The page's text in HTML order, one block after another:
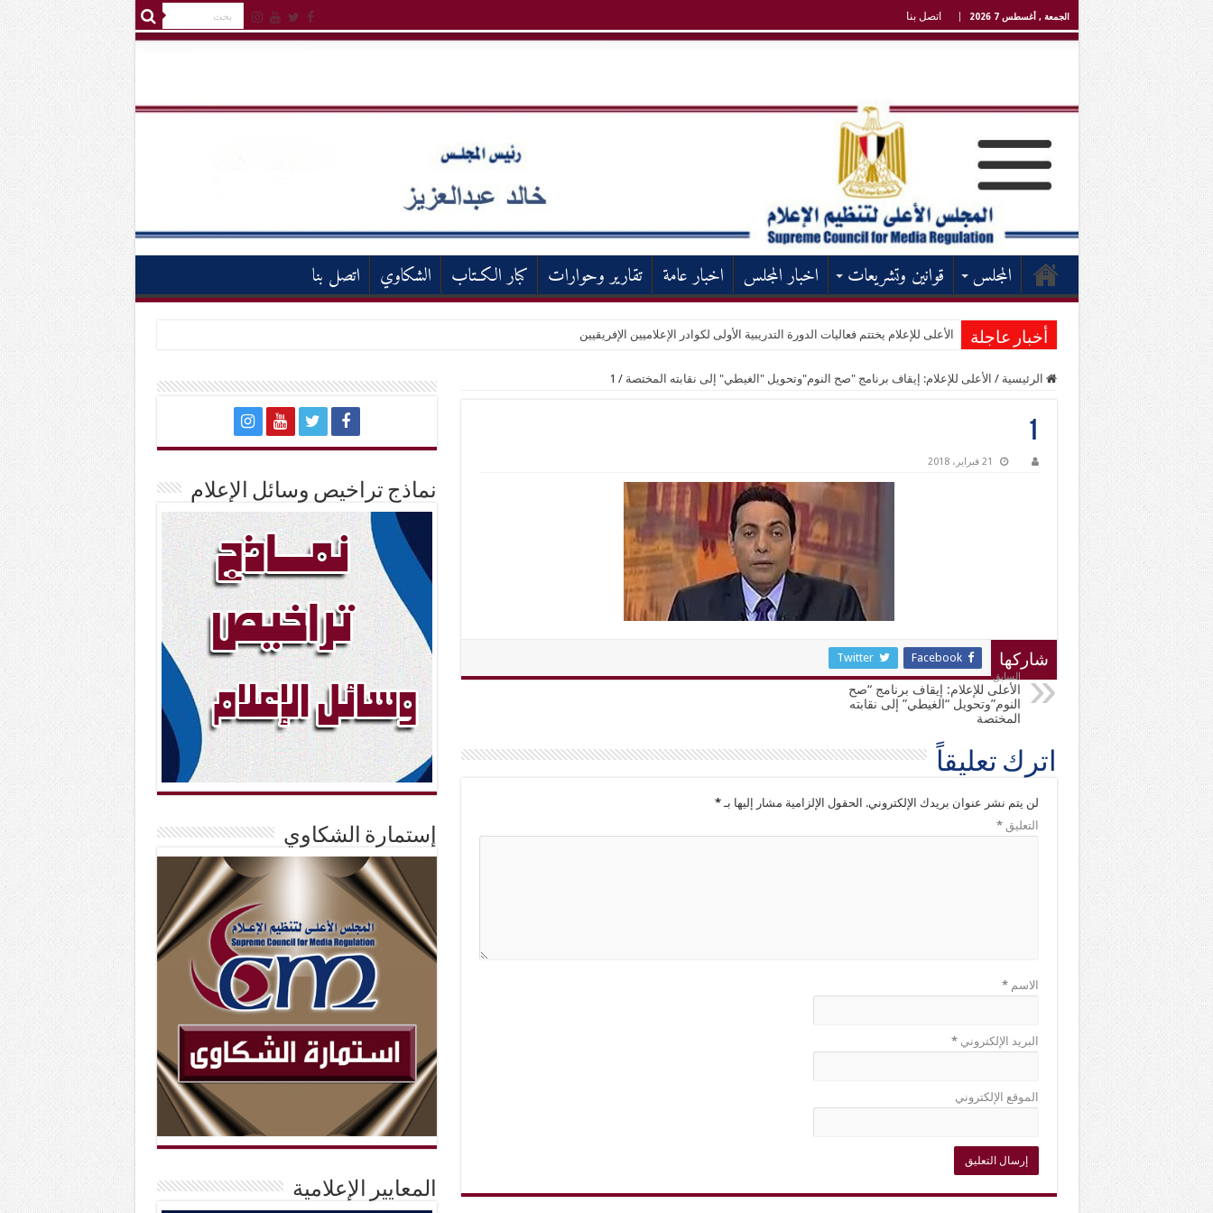
الجمعة , أغسطس 7 2026 اتصل بنا
المجلس قوانين وتشريعات اخبار المجلس اخبار عامة تقارير وحوارات كبار الكـتاب الشكاوي اتصل بنا
أخبار عاجلة الأعلى للإعلام يختتم فعاليات الدورة التدريبية الأولى لكوادر الإعلاميين الإفريقيين
الرئيسية / الأعلى للإعلام: إيقاف برنامج "صح النوم"وتحويل "الغيطي" إلى نقابته المختصة /
1
1
21 فبراير، 2018
شاركها Facebook
Twitter
السابق
الأعلى للإعلام: إيقاف برنامج “صح
النوم”وتحويل “الغيطي” إلى نقابته
المختصة
اترك تعليقاً
لن يتم نشر عنوان بريدك الإلكتروني. الحقول الإلزامية مشار إليها بـ*
التعليق*
الاسم*
البريد الإلكتروني*
الموقع الإلكتروني
نماذج تراخيص وسائل الإعلام
إستمارة الشكاوي
المعايير الإعلامية